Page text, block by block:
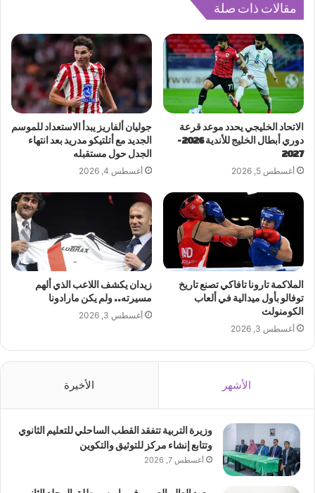
مقالات ذات صلة
الاتحاد الخليجي يحدد موعد قرعة
دوري أبطال الخليج للأندية 2026-
2027
أغسطس 5, 2026
جوليان ألفاريز يبدأ الاستعداد للموسم
الجديد مع أتلتيكو مدريد بعد انتهاء
الجدل حول مستقبله
أغسطس 4, 2026
الملاكمة تارونا تافاكي تصنع تاريخ
توفالو بأول ميدالية في ألعاب
الكومنولث
أغسطس 3, 2026
زيدان يكشف اللاعب الذي ألهم
مسيرته.. ولم يكن مارادونا
أغسطس 3, 2026
الأشهر الأخيرة
وزيرة التربية تتفقد القطب الساحلي للتعليم الثانوي
وتتابع إنشاء مركز للتوثيق والتكوين
أغسطس 7, 2026